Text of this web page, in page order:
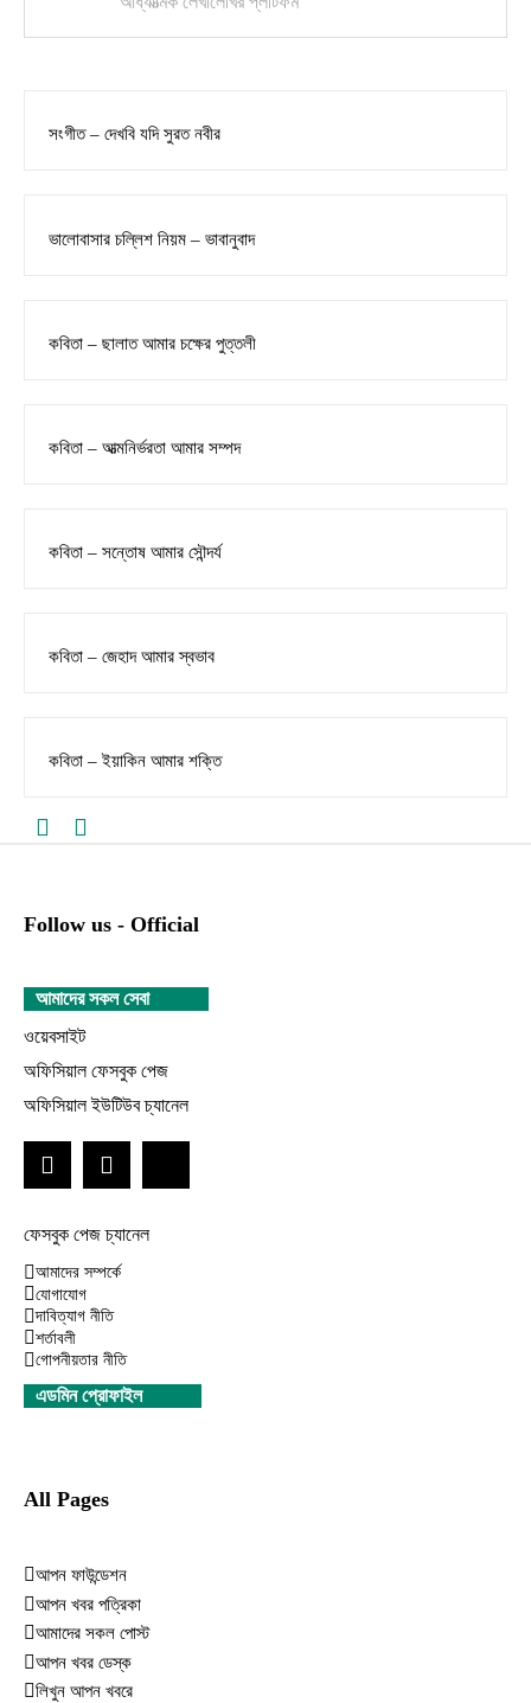
সংগীত – দেখবি যদি সুরত নবীর
ভালোবাসার চল্লিশ নিয়ম – ভাবানুবাদ
কবিতা – ছালাত আমার চক্ষের পুত্তলী
কবিতা – আত্মনির্ভরতা আমার সম্পদ
কবিতা – সন্তোষ আমার সৌন্দর্য
কবিতা – জেহাদ আমার স্বভাব
কবিতা – ইয়াকিন আমার শক্তি
Follow us - Official
আমাদের সকল সেবা
ওয়েবসাইট
অফিসিয়াল ফেসবুক পেজ
অফিসিয়াল ইউটিউব চ্যানেল
ফেসবুক পেজ চ্যানেল
আমাদের সম্পর্কে
যোগাযোগ
দাবিত্যাগ নীতি
শর্তাবলী
গোপনীয়তার নীতি
এডমিন প্রোফাইল
All Pages
আপন ফাউন্ডেশন
আপন খবর পত্রিকা
আমাদের সকল পোস্ট
আপন খবর ডেস্ক
লিখুন আপন খবরে